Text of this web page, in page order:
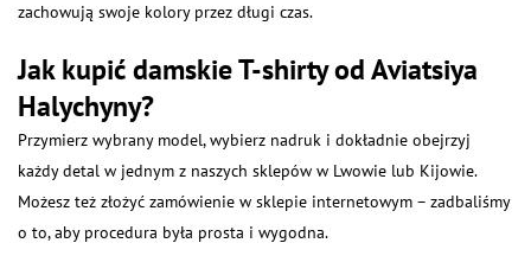
zachowują swoje kolory przez długi czas.
Jak kupić damskie T-shirty od Aviatsiya
Halychyny?
Przymierz wybrany model, wybierz nadruk i dokładnie obejrzyj
każdy detal w jednym z naszych sklepów w Lwowie lub Kijowie.
Możesz też złożyć zamówienie w sklepie internetowym – zadbaliśmy
o to, aby procedura była prosta i wygodna.